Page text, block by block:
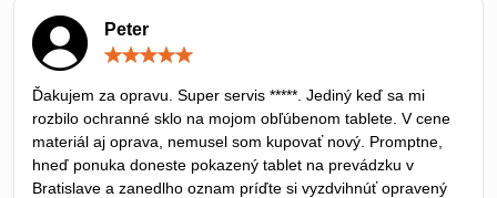
Peter
5
Ďakujem za opravu. Super servis *****. Jediný keď sa mi
rozbilo ochranné sklo na mojom obľúbenom tablete. V cene
materiál aj oprava, nemusel som kupovať nový. Promptne,
hneď ponuka doneste pokazený tablet na prevádzku v
Bratislave a zanedlho oznam príďte si vyzdvihnúť opravený